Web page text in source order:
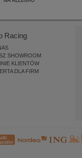
Racing
SHOWROOM
KLIENTÓW
DLA FIRM